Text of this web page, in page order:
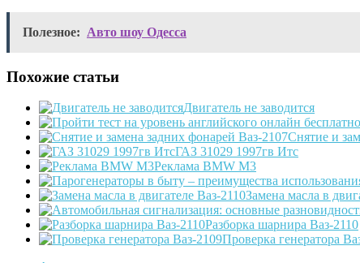
Полезное: Авто шоу Одесса
Похожие статьи
Двигатель не заводится
Снятие и
ГАЗ 31029 1997гв Итс
Реклама BMW M3
Замена масла в
Разборка шарнира Ваз-2110
Проверка генератора